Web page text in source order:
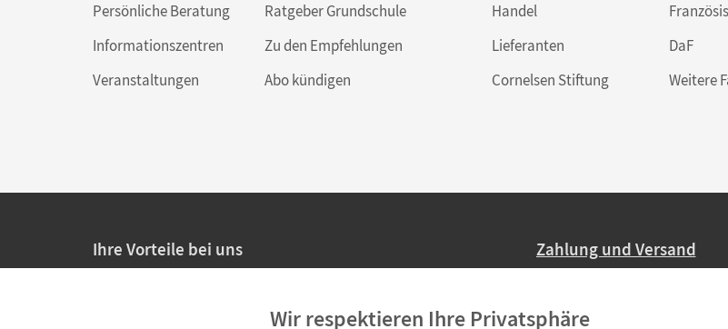
Persönliche Beratung
Informationszentren
Veranstaltungen
Ratgeber Grundschule
Zu den Empfehlungen
Abo kündigen
Handel
Lieferanten
Cornelsen Stiftung
DaF
Weitere
Ihre Vorteile bei uns Zahlung und Versand
Wir respektieren Ihre Privatsphäre